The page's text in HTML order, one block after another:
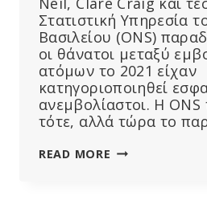
Στατιστική Υπηρεσία
Βασιλείου (ONS)
οι θάνατοι μεταξύ
ατόμων το 2021 είχαν
κατηγοριοποιηθεί
ανεμβολίαστοι. Η
τότε, αλλά τώρα το
READ MORE ΕΜΒΟΛΙΑΣΜΈΝΑ